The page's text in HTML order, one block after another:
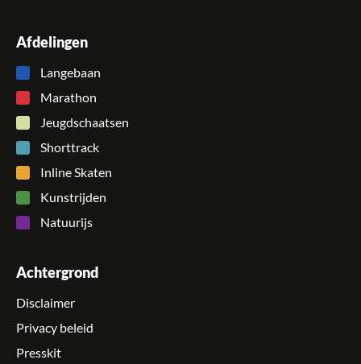
Afdelingen
Langebaan
Marathon
Jeugdschaatsen
Shorttrack
Inline Skaten
Kunstrijden
Natuurijs
Achtergrond
Disclaimer
Privacy beleid
Presskit